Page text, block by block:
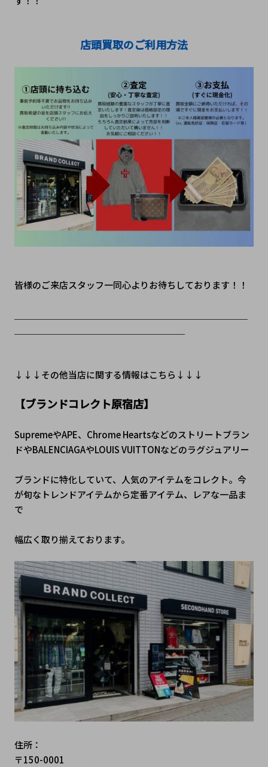
店頭買取のご利用方法
皆様のご来店スタッフ一同心よりお待ちしております！！
↓↓↓その他当店に関する情報はこちら↓↓↓
【ブランドコレクト原宿店】
SupremeやAPE、Chrome Heartsなどのストリートブラン
ドやBALENCIAGAやLOUIS VUITTONなどのラグジュアリー
ブランドに特化していて、人気のアイテムをコレクト。今
が旬なトレンドアイテムから定番アイテム、レアな一品ま
で
幅広く取り揃えております。
住所：
〒150-0001